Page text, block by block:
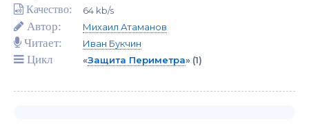
Качество: 64 kb/s
Автор: Михаил Атаманов
Читает: Иван Букчин
Цикл «Защита Периметра» (1)